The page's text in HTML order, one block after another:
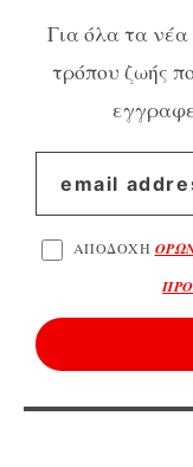
Για όλα τα νέα
τρόπου ζωής
ΑΠΟΔΟΧΗ